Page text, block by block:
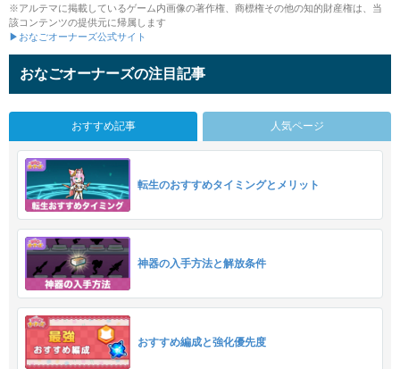
※アルテマに掲載しているゲーム内画像の著作権、商標権その他の知的財産権は、当
該コンテンツの提供元に帰属します
▶おなごオーナーズ公式サイト
おなごオーナーズの注目記事
おすすめ記事 人気ページ
転生のおすすめタイミングとメリット
神器の入手方法と解放条件
おすすめ編成と強化優先度